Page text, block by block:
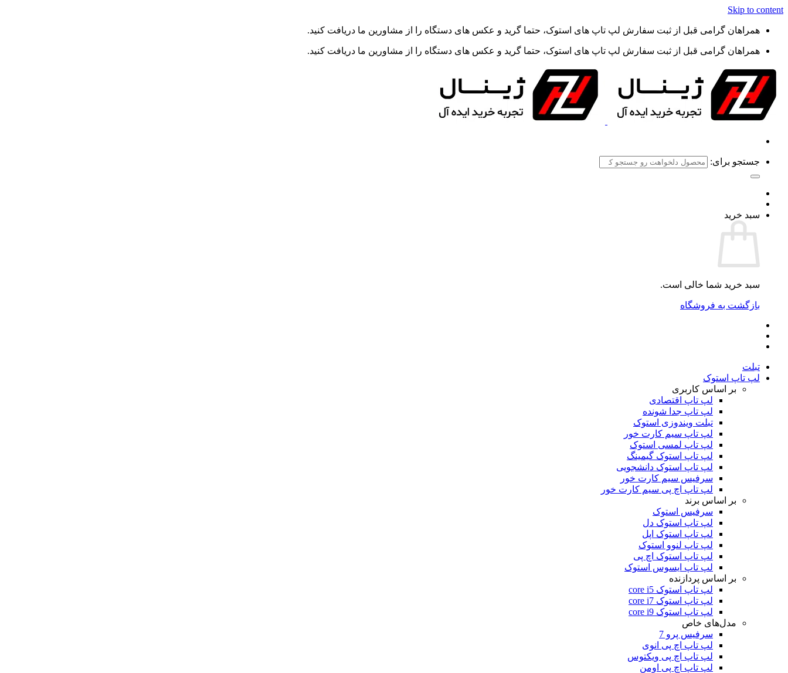
Skip to content
همراهان گرامی قبل از ثبت سفارش لپ تاپ های استوک، حتما گرید و عکس های دستگاه را از مشاورین ما دریافت کنید.
همراهان گرامی قبل از ثبت سفارش لپ تاپ های استوک، حتما گرید و عکس های دستگاه را از مشاورین ما دریافت کنید.
جستجو برای:
سبد خرید
سبد خرید شما خالی است.
بازگشت به فروشگاه
تبلت
لپ تاپ استوک
بر اساس کاربری
لپ تاپ اقتصادی
لپ تاپ جدا شونده
تبلت ویندوزی استوک
لپ تاپ سیم کارت خور
لپ تاپ لمسی استوک
لپ تاپ استوک گیمینگ
لپ تاپ استوک دانشجویی
سرفیس سیم کارت خور
لپ تاپ اچ پی سیم کارت خور
بر اساس برند
سرفیس استوک
لپ تاپ استوک دل
لپ تاپ استوک اپل
لپ تاپ لنوو استوک
لپ تاپ استوک اچ پی
لپ تاپ ایسوس استوک
بر اساس پردازنده
لپ تاپ استوک core i5
لپ تاپ استوک core i7
لپ تاپ استوک core i9
مدل‌های خاص
سرفیس پرو 7
لپ تاپ اچ پی انوی
لپ تاپ اچ پی ویکتوس
لپ تاپ اچ پی اومن